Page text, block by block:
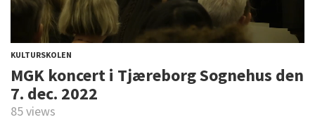
KULTURSKOLEN
MGK koncert i Tjæreborg Sognehus den
7. dec. 2022
85 views